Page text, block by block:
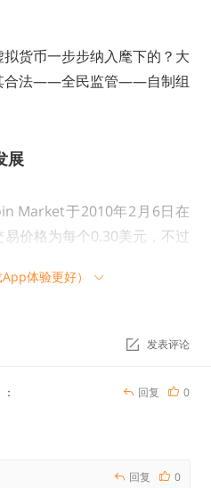
货币一步步纳入麾下的？大
合法——全民监管——自制组
展
Market于2010年2月6日在
价格为每个0.30美元，不过
客入侵而破产，就是著名的
相继发布，如《银行法修订
》规定，禁止银行和证券公
提供比特币交易，但允许自
体验更好）
发表评论
： 回复
0
回复
0